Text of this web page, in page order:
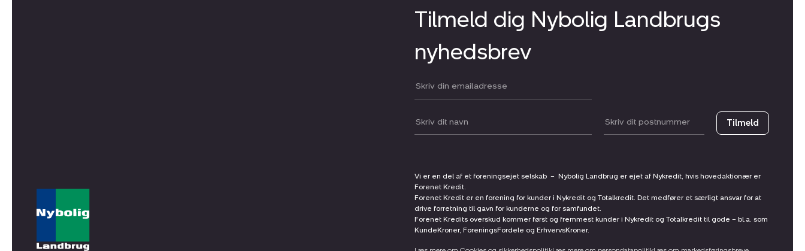
Tilmeld dig Nybolig Landbrugs
nyhedsbrev
Din email:
Dit navn: Postnummer Tilmeld
Vi er en del af et foreningsejet selskab – Nybolig Landbrug er ejet af Nykredit, hvis hovedaktionær er
Forenet Kredit.
Forenet Kredit er en forening for kunder i Nykredit og Totalkredit. Det medfører et særligt ansvar for at
drive forretning til gavn for kunderne og for samfundet.
Forenet Kredits overskud kommer først og fremmest kunder i Nykredit og Totalkredit til gode – bl.a. som
KundeKroner, ForeningsFordele og ErhvervsKroner.